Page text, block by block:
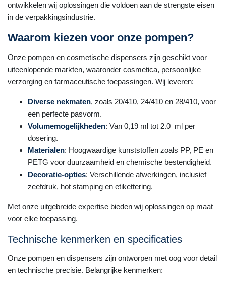
ontwikkelen wij oplossingen die voldoen aan de strengste eisen
in de verpakkingsindustrie.
Waarom kiezen voor onze pompen?
Onze pompen en cosmetische dispensers zijn geschikt voor
uiteenlopende markten, waaronder cosmetica, persoonlijke
verzorging en farmaceutische toepassingen. Wij leveren:
Diverse nekmaten, zoals 20/410, 24/410 en 28/410, voor
een perfecte pasvorm.
Volumemogelijkheden: Van 0,19 ml tot 2.0 ml per
dosering.
Materialen: Hoogwaardige kunststoffen zoals PP, PE en
PETG voor duurzaamheid en chemische bestendigheid.
Decoratie-opties: Verschillende afwerkingen, inclusief
zeefdruk, hot stamping en etikettering.
Met onze uitgebreide expertise bieden wij oplossingen op maat
voor elke toepassing.
Technische kenmerken en specificaties
Onze pompen en dispensers zijn ontworpen met oog voor detail
en technische precisie. Belangrijke kenmerken: